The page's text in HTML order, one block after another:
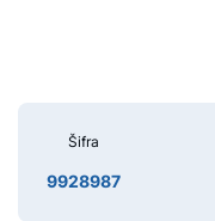
Šifra
9928987